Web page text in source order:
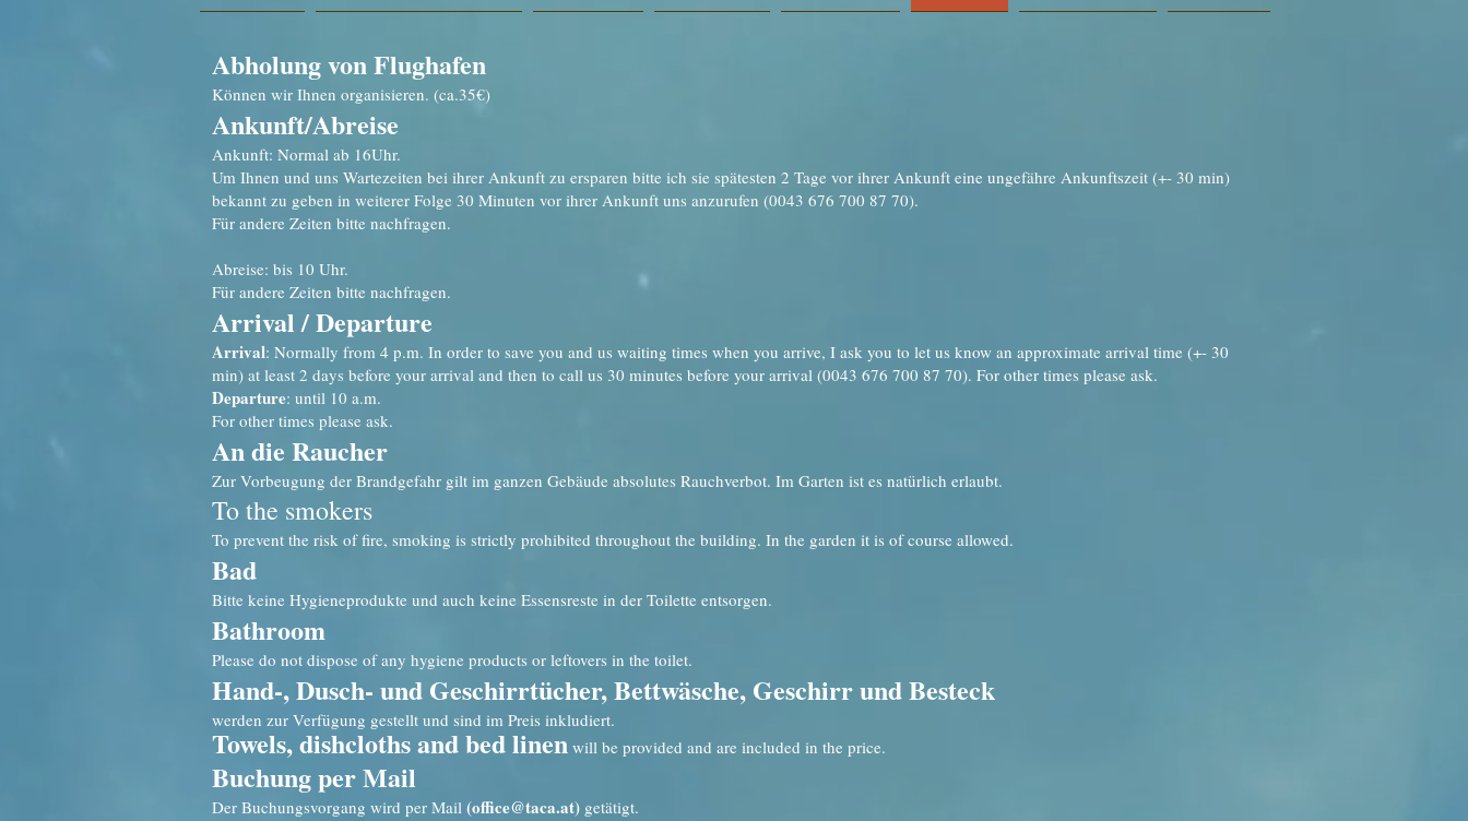
Abholung von Flughafen
Können wir Ihnen organisieren. (ca.35€)
Ankunft/Abreise
Ankunft: Normal ab 16Uhr.
Um Ihnen und uns Wartezeiten bei ihrer Ankunft zu ersparen bitte ich sie spätesten 2 Tage vor ihrer Ankunft eine ungefähre Ankunftszeit (+- 30 min)
bekannt zu geben in weiterer Folge 30 Minuten vor ihrer Ankunft uns anzurufen (0043 676 700 87 70).
Für andere Zeiten bitte nachfragen.
Abreise: bis 10 Uhr.
Für andere Zeiten bitte nachfragen.
Arrival / Departure
Arrival: Normally from 4 p.m. In order to save you and us waiting times when you arrive, I ask you to let us know an approximate arrival time (+- 30
min) at least 2 days before your arrival and then to call us 30 minutes before your arrival (0043 676 700 87 70). For other times please ask.
Departure: until 10 a.m.
For other times please ask.
An die Raucher
Zur Vorbeugung der Brandgefahr gilt im ganzen Gebäude absolutes Rauchverbot. Im Garten ist es natürlich erlaubt.
To the smokers
To prevent the risk of fire, smoking is strictly prohibited throughout the building. In the garden it is of course allowed.
Bad
Bitte keine Hygieneprodukte und auch keine Essensreste in der Toilette entsorgen.
Bathroom
Please do not dispose of any hygiene products or leftovers in the toilet.
Hand-, Dusch- und Geschirrtücher, Bettwäsche, Geschirr und Besteck
werden zur Verfügung gestellt und sind im Preis inkludiert.
Towels, dishcloths and bed linen will be provided and are included in the price.
Buchung per Mail
Der Buchungsvorgang wird per Mail (office@taca.at) getätigt.